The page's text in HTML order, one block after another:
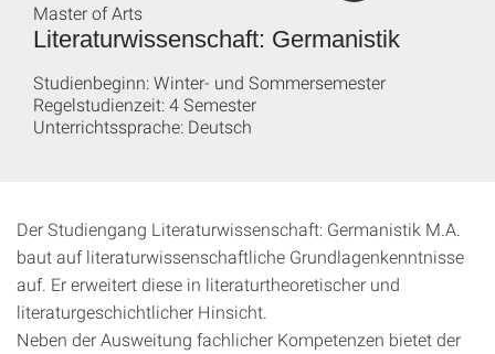
Literaturwissenschaft: Germanistik
Master of Arts
Studienbeginn: Winter- und Sommersemester
Regelstudienzeit: 4 Semester
Unterrichtssprache: Deutsch
Der Studiengang Literaturwissenschaft: Germanistik M.A.
baut auf literaturwissenschaftliche Grundlagenkenntnisse
auf. Er erweitert diese in literaturtheoretischer und
literaturgeschichtlicher Hinsicht.
Neben der Ausweitung fachlicher Kompetenzen bietet der